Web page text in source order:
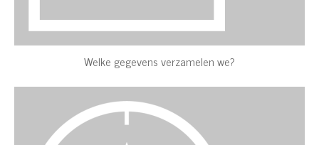
Welke gegevens verzamelen we?